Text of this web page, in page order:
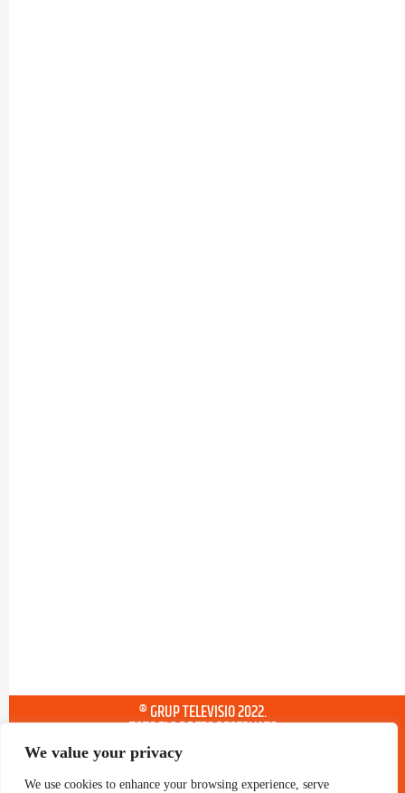
We value your privacy
We use cookies to enhance your browsing experience, serve
® GRUP TELEVISIO 2022.
TOTS ELS DRETS RESERVATS